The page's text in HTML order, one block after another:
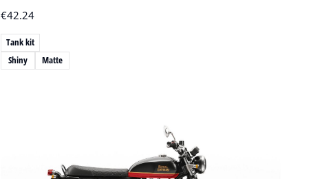
Tank kit
Shiny
Matte
€42.24